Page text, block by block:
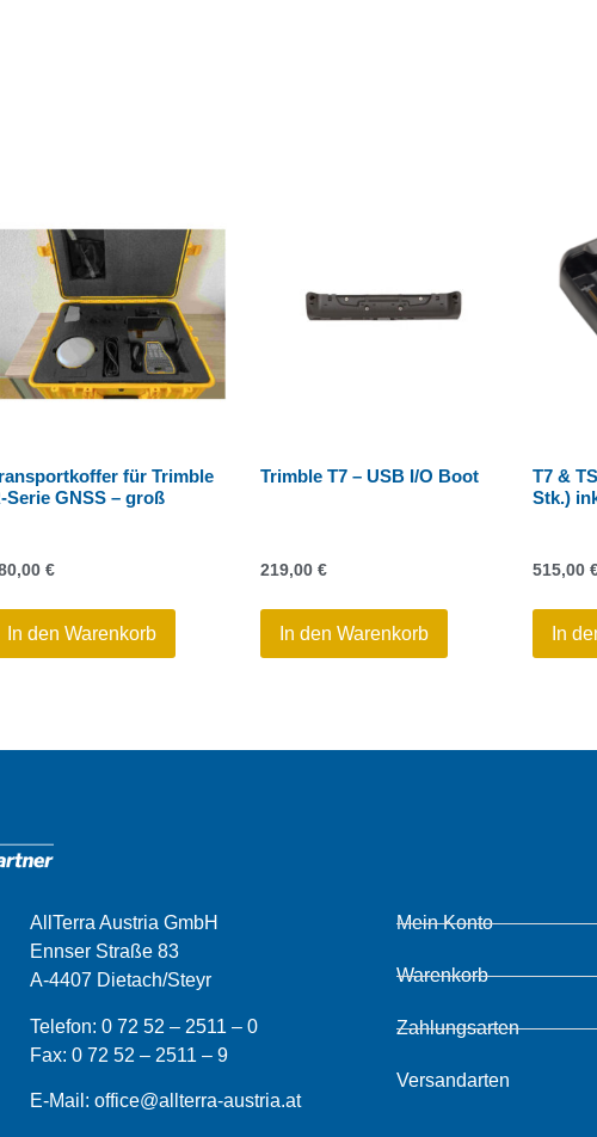
für Trimble
Serie GNSS – groß
€
In den Warenkorb
Trimble T7 – USB I/O Boot
219,00 €
In den Warenkorb
T7 &
Stk.)
515,00
In
AllTerra Austria GmbH
Ennser Straße 83
A-4407 Dietach/Steyr
Telefon:0 72 52 – 2511 – 0
Fax:0 72 52 – 2511 – 9
E-Mail:office@allterra-austria.at
Mein Konto
Warenkorb
Zahlungsarten
Versandarten